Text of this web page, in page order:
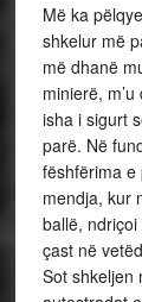
Më ka
shkelur më
më dhanë
minierë,
isha i sigurt
parë. Në
fëshfërima
mendja, kur
ballë,
çast në
Sot shkeljen